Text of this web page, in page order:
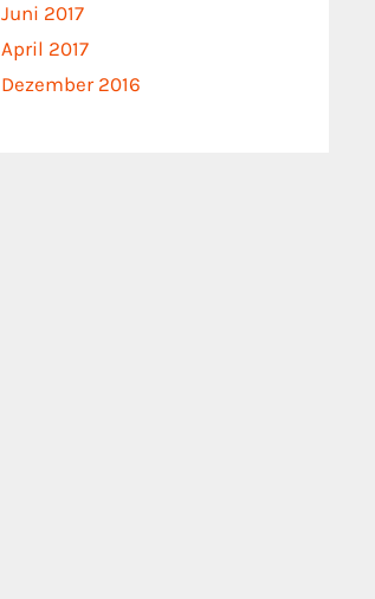
Juni 2017
April 2017
Dezember 2016